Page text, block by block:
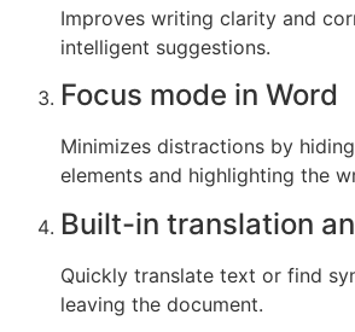
Improves writing clarity and
intelligent suggestions.
Focus mode in Word
Minimizes distractions by
elements and highlighting the
Built-in translation
Quickly translate text or find
leaving the document.